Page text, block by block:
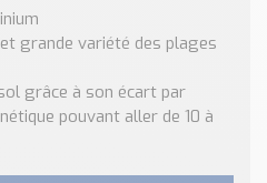
grande variété des plages
grâce à son écart par
pouvant aller de 10 à